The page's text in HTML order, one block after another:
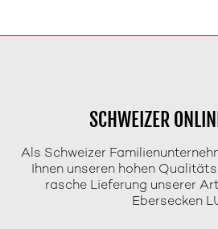
SCHWEIZER
Als Schweizer
Ihnen unseren hohen
rasche Lieferung unserer
Ebersecken